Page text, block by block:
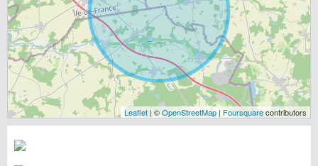
Leaflet | ©OpenStreetMap | Foursquarecontributors